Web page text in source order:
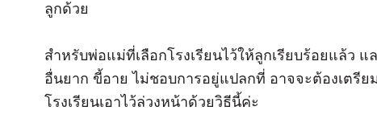
ลูกด้วย
สำหรับพ่อแม่ที่เลือกโรงเรียนไว้ให้ลูกเรียบร้อยแล้ว
อื่นยาก ขี้อาย ไม่ชอบการอยู่แปลกที่ อาจจะต้องเตรี
โรงเรียนเอาไว้ล่วงหน้าด้วยวิธีนี้ค่ะ